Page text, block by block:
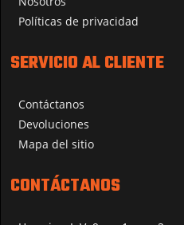
Políticas de privacidad
SERVICIO AL CLIENTE
Contáctanos
Devoluciones
Mapa del sitio
CONTÁCTANOS